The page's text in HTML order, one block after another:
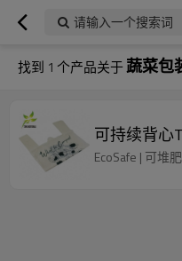
请输入一个搜索词
找到 1 个产品关于蔬菜包
可持续背心
EcoSafe | 可堆